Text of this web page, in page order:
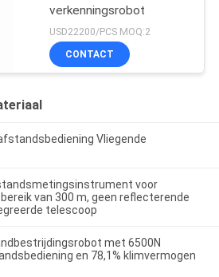
verkenningsrobot
USD22200/PCS MOQ:2
CONTACT
Vliegende
voor
van 300 m, geen reflecterende
telescoop
met 6500N
en 78,1% klimvermogen